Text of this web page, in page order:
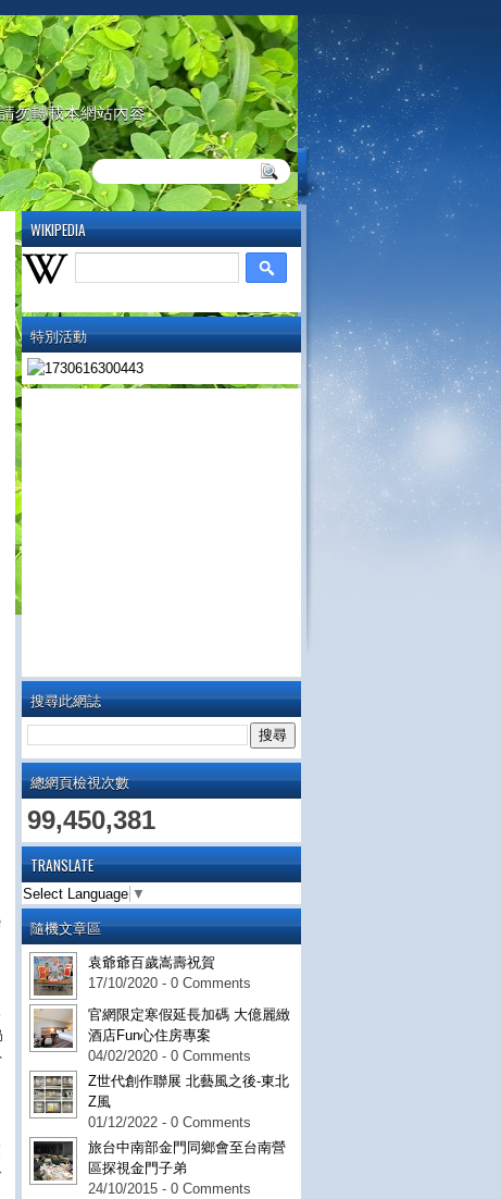
勿轉載本網站內容
WIKIPEDIA
特別活動
搜尋此網誌
總網頁檢視次數
99,450,381
TRANSLATE
Select Language ▼
隨機文章區
袁爺爺百歲嵩壽祝賀
17/10/2020 - 0 Comments
官網限定寒假延長加碼 大億麗緻
酒店Fun心住房專案
04/02/2020 - 0 Comments
Z世代創作聯展 北藝風之後-東北
Z風
01/12/2022 - 0 Comments
旅台中南部金門同鄉會至台南營
區探視金門子弟
24/10/2015 - 0 Comments